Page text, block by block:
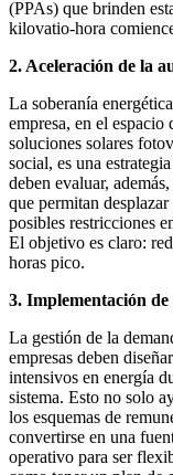
(PPAs) que brinden
kilovatio-hora
2. Aceleración de la
La soberanía
empresa, en el
soluciones solares
social, es una
deben evaluar,
que permitan
posibles restricciones
El objetivo es claro:
horas pico.
3. Implementación
La gestión de la
empresas deben
intensivos en energía
sistema. Esto no solo
los esquemas de
convertirse en una
operativo para ser